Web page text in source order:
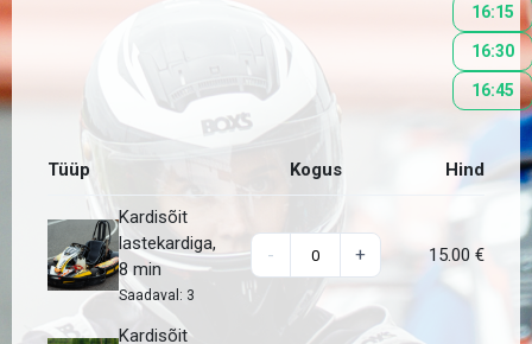
16:15
16:30
16:45
Tüüp Kogus Hind
Kardisõit
lastekardiga,
8 min
Saadaval: 3
- + 15.00 €
Kardisõit